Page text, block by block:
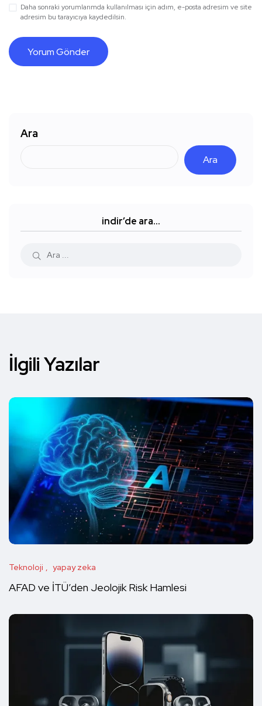
Daha sonraki yorumlarımda kullanılması için adım, e-posta adresim ve site
adresim bu tarayıcıya kaydedilsin.
Ara
Ara
indir’de ara…
İlgili Yazılar
Teknoloji yapay zeka
AFAD ve İTÜ’den Jeolojik Risk Hamlesi